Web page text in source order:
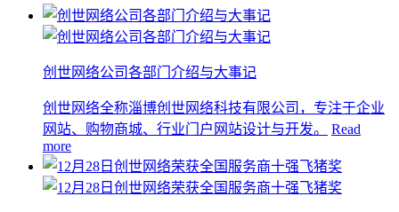
创世网络公司各部门介绍与大事记
创世网络全称淄博创世网络科技有限公司，专注于企业
网站、购物商城、行业门户网站设计与开发。
Read
more